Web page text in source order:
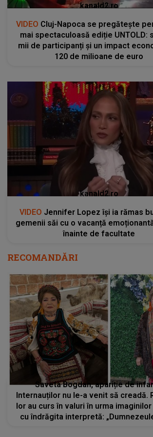
kanald2.ro
VIDEO Cluj-Napoca se pregătește
mai spectaculoasă ediție UNTOLD:
mii de participanți și un impact
120 de milioane de euro
kanald2.ro
VIDEO Jennifer Lopez își ia rămas
gemenii săi cu o vacanță
înainte de facultate
RECOMANDĂRI
Saveta Bogdan, apariție de
Internauților nu le-a venit să creadă.
lor au curs în valuri în urma
cu îndrăgita interpretă: